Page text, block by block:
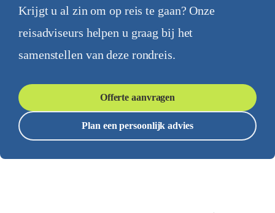
Krijgt u al zin om op reis te gaan? Onze
reisadviseurs helpen u graag bij het
samenstellen van deze rondreis.
Offerte aanvragen
Plan een persoonlijk advies